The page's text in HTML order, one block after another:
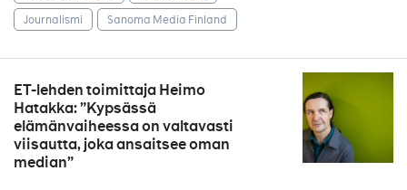
Journalismi
Sanoma Media Finland
ET-lehden toimittaja Heimo
Hatakka: ”Kypsässä
elämänvaiheessa on valtavasti
viisautta, joka ansaitsee oman
median”